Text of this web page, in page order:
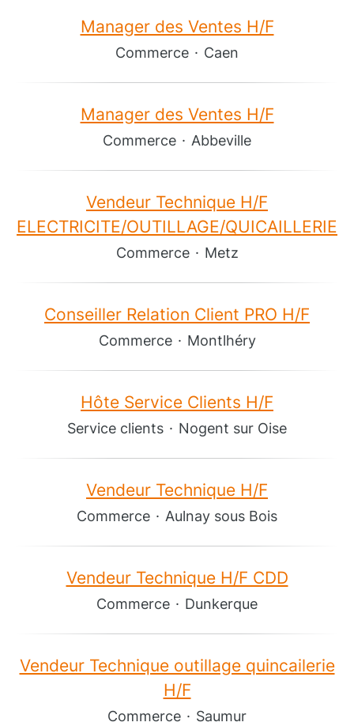
Manager des Ventes H/F
Commerce · Caen
Manager des Ventes H/F
Commerce · Abbeville
Vendeur Technique H/F
ELECTRICITE/OUTILLAGE/QUICAILLERIE
Commerce · Metz
Conseiller Relation Client PRO H/F
Commerce · Montlhéry
Hôte Service Clients H/F
Service clients · Nogent sur Oise
Vendeur Technique H/F
Commerce · Aulnay sous Bois
Vendeur Technique H/F CDD
Commerce · Dunkerque
Vendeur Technique outillage quincailerie
H/F
Commerce · Saumur